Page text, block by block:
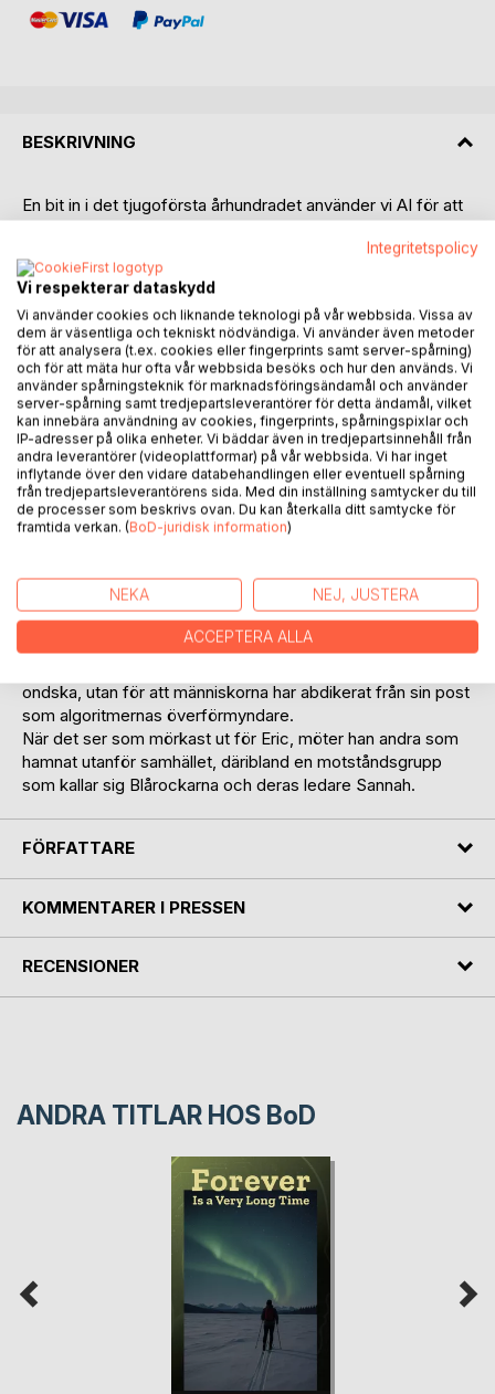
BESKRIVNING
En bit in i det tjugoförsta århundradet använder vi AI för att
Exempel finns inom ekonomi, medicin, stadsplanering men
även inom samhällets sociala funktioner. Samtidigt siktar
utvecklingen mot smarta städer där AI stödjer
resursplanering, övervakning och trafikstyrning med mera.
Än så länge intygas att människan alltid skall vara den som
står för det slutliga beslutsfattandet.
I en fiktiv framtid har utvecklingen åstadkommit City, ett
avancerat system som med hjälp av AI övervakar och styr
en smart stad, allt för att invånarnas liv skall flyta smärtfritt
och bekvämt varje dag.
Men människorna bedöms också av City och varje handling
resulterar i plus- eller minuspoäng på ett socialt konto.
Eric är professor i filosofi vid stadens universitet. En dag
förberedd föreläsning vilket genast kommenteras på
bloggosfären. På detta reagerar City och ger Eric avdrag
på det sociala kontot.
Så börjar Erics algoritmstyrda och automatiska resa ner
ondska, utan för att människorna har abdikerat från sin post
som algoritmernas överförmyndare.
När det ser som mörkast ut för Eric, möter han andra som
hamnat utanför samhället, däribland en motståndsgrupp
som kallar sig Blårockarna och deras ledare Sannah.
FÖRFATTARE
KOMMENTARER I PRESSEN
RECENSIONER
ANDRA TITLAR HOS BoD
Integritetspolicy
Vi respekterar dataskydd
Vi använder cookies och liknande teknologi på vår webbsida. Vissa av
dem är väsentliga och tekniskt nödvändiga. Vi använder även metoder
för att analysera (t.ex. cookies eller fingerprints samt server-spårning)
och för att mäta hur ofta vår webbsida besöks och hur den används. Vi
använder spårningsteknik för marknadsföringsändamål och använder
server-spårning samt tredjepartsleverantörer för detta ändamål, vilket
kan innebära användning av cookies, fingerprints, spårningspixlar och
IP-adresser på olika enheter. Vi bäddar även in tredjepartsinnehåll från
andra leverantörer (videoplattformar) på vår webbsida. Vi har inget
inflytande över den vidare databehandlingen eller eventuell spårning
från tredjepartsleverantörens sida. Med din inställning samtycker du till
de processer som beskrivs ovan. Du kan återkalla ditt samtycke för
framtida verkan. (BoD-juridisk information)
NEKA NEJ, JUSTERA
ACCEPTERA ALLA